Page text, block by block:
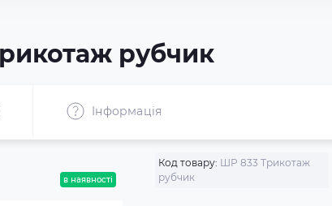
рубчик
Iнформація
в наявності
Код товару: ШР 833 Трикотаж
рубчик